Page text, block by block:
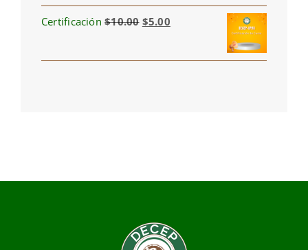
was:
$340.00.
is:
$200.00.
Certificación $10.00 Original
$5.00Current